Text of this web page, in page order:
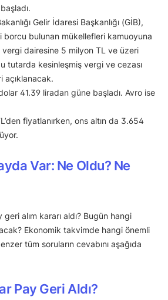
Gelir İdaresi Başkanlığı (GİB),
borcu bulunan mükellefleri kamuoyuna
dairesine 5 milyon TL ve üzeri
tutarda kesinleşmiş vergi ve cezası
açıklanacak.
41.39 liradan güne başladı. Avro ise
fiyatlanırken, ons altın da 3.654
Var: Ne Oldu? Ne
alım kararı aldı? Bugün hangi
Ekonomik takvimde hangi önemli
tüm soruların cevabını aşağıda
Pay Geri Aldı?